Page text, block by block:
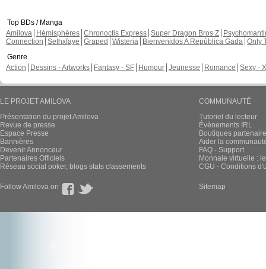
Top BDs / Manga
Amilova
Hémisphères Chronoctis Express Super Dragon Bros Z
Connection Sethxfaye Graped Wisteria Bienvenidos A República Gada Only
Genre
Action
Dessins - Artworks Fantasy - SF Humour Jeunesse Romance Sexy -
LE PROJET AMILOVA
Présentation du projet Amilova
Revue de presse
Espace Presse
Bannières
Devenir Annonceur
Partenaires Officiels
Réseau social poker, blogs stats classements
COMMUNAUTÉ
Tutoriel du lecteur
Évènements IRL
Boutiques
Aider la
FAQ - Support
Monnaie virtuelle :
CGU - Conditions
Follow Amilova on Sitemap